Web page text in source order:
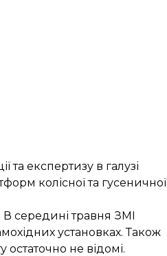
та експертизу в галузі
колісної та гусеничної
середині травня ЗМІ
установках. Також
не відомі.